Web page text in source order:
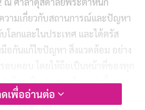
วามเกี่ยวกับสถานการณ์และปัญหา
โลกและในประเทศ และได้ตรัส
อกันแก้ไขปัญหา สิ่งแวดล้อม อย่าง
พียงเพื่อ ประเทศไทยเท่านั้น หาก
ภัยของโลกด้วย
เพื่ออ่านต่อ